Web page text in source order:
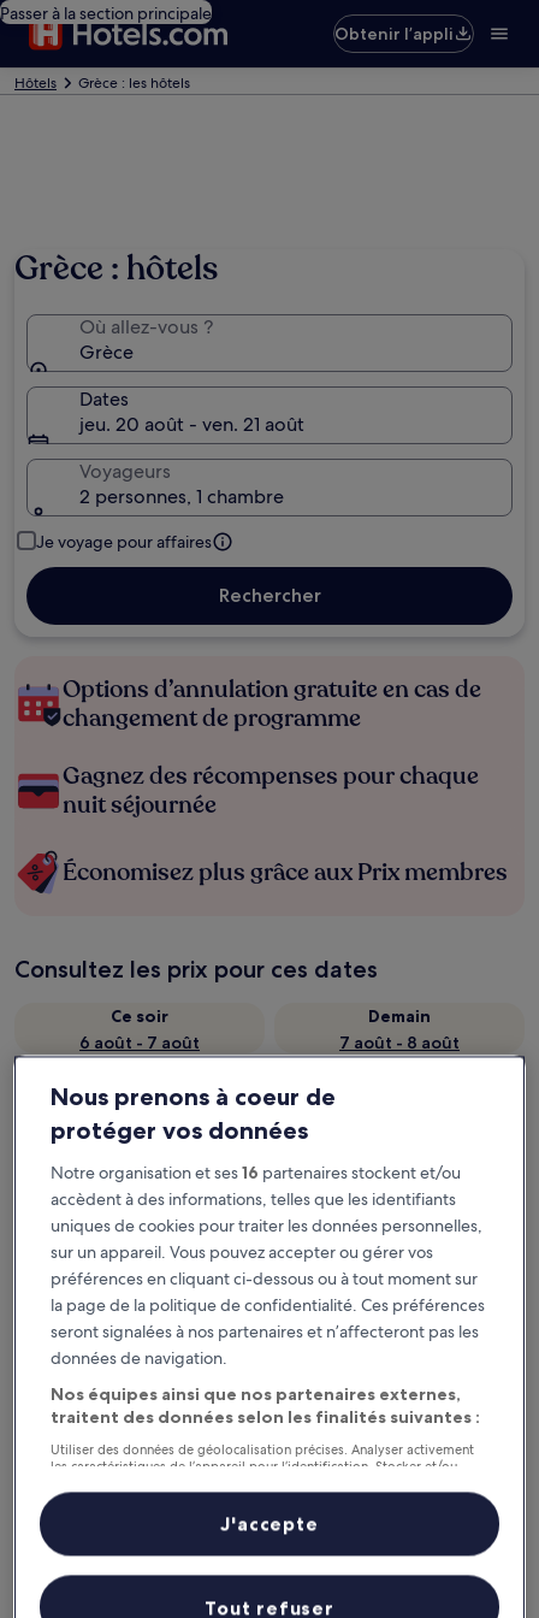
Passer à la section principale
Obtenir l’appli
Hôtels Grèce : les hôtels
Grèce : hôtels
Où allez-vous ?
Grèce
Dates
jeu. 20 août - ven. 21 août
Voyageurs
2 personnes, 1 chambre
Je voyage pour affaires
Rechercher
Options d’annulation gratuite en cas de
changement de programme
Gagnez des récompenses pour chaque
nuit séjournée
Économisez plus grâce aux Prix membres
Consultez les prix pour ces dates
Ce soir
6 août - 7 août
Demain
7 août - 8 août
7 août - 9 août
14 août - 16 août
Grèce : où séjourner ?
Santorin : les meilleurs hôtels
Cresanto Luxury Suites
out
of
9,6/
Cresanto Luxury Suites
Hotel
VOIR PLUS D’HÉBERGEMENTS
Athènes (et environs) : les
Nous prenons à coeur de
protéger vos données
Notre organisation et ses16 partenaires stockent et/ou
accèdent à des informations, telles que les identifiants
uniques de cookies pour traiter les données personnelles,
sur un appareil. Vous pouvez accepter ou gérer vos
préférences en cliquant ci-dessous ou à tout moment sur
la page de la politique de confidentialité. Ces préférences
seront signalées à nos partenaires et n’affecteront pas les
données de navigation.
Nos équipes ainsi que nos partenaires externes,
traitent des données selon les finalités suivantes :
Utiliser des données de géolocalisation précises. Analyser activement
les caractéristiques de l’appareil pour l’identification. Stocker et/ou
personnalisés, mesure de performance des publicités et du contenu,
études d’audience et développement de services.
Liste de nos partenaires (fournisseurs)
Tout refuser
J'accepte